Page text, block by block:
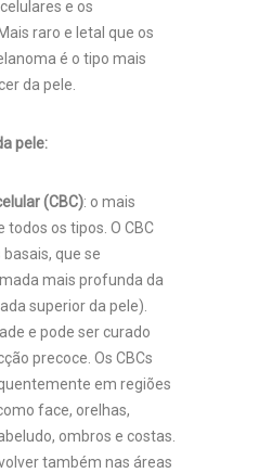
e os
raro e letal que os
é o tipo mais
da pele.
pele:
(CBC): o mais
os tipos. O CBC
que se
mais profunda da
superior da pele).
e pode ser curado
precoce. Os CBCs
em regiões
face, orelhas,
ombros e costas.
também nas áreas